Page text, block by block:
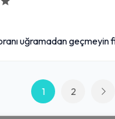
uğramadan
1 2